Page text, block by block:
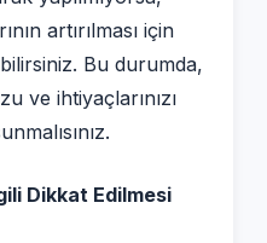
artırılması için
Bu durumda,
ve ihtiyaçlarınızı
Dikkat Edilmesi